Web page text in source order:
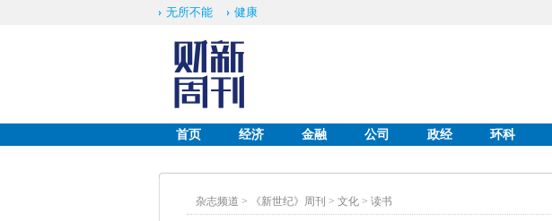
无所不能 健康
首页 经济 金融 公司 政经 环科
杂志频道 > 《新世纪》周刊 > 文化 > 读书